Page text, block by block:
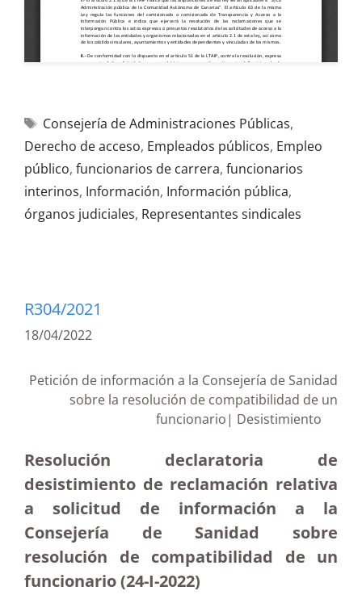
Consejería de Administraciones Públicas,
Derecho de acceso, Empleados públicos, Empleo
público, funcionarios de carrera, funcionarios
interinos, Información, Información pública,
órganos judiciales, Representantes sindicales
R304/2021
18/04/2022
Petición de información a la Consejería de Sanidad
sobre la resolución de compatibilidad de un
funcionario| Desistimiento
Resolución declaratoria de
desistimiento de reclamación relativa
a solicitud de información a la
Consejería de Sanidad sobre
resolución de compatibilidad de un
funcionario (24-I-2022)